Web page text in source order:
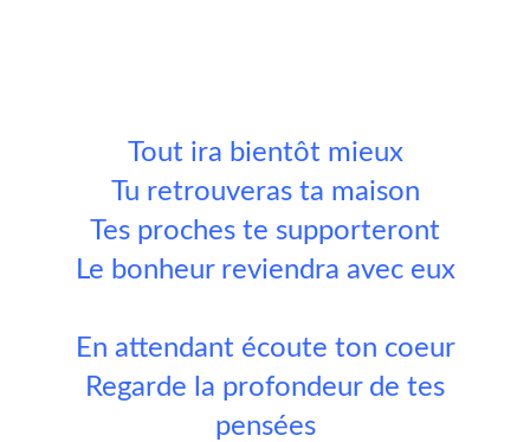
Tout ira bientôt mieux
Tu retrouveras ta maison
Tes proches te supporteront
Le bonheur reviendra avec eux
En attendant écoute ton coeur
Regarde la profondeur de tes
pensées